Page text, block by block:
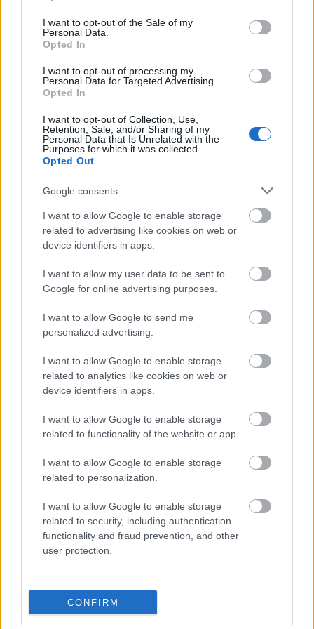
use your data for below specified purposes in below Google
consent section.
I want to opt-out of the Sale of my
Personal Data.
Opted In
I want to opt-out of processing my
Personal Data for Targeted Advertising.
Opted In
I want to opt-out of Collection, Use,
Retention, Sale, and/or Sharing of my
Personal Data that Is Unrelated with the
Purposes for which it was collected.
Opted Out
Google consents
I want to allow Google to enable storage
related to advertising like cookies on web or
device identifiers in apps.
I want to allow my user data to be sent to
Google for online advertising purposes.
I want to allow Google to send me
personalized advertising.
I want to allow Google to enable storage
related to analytics like cookies on web or
device identifiers in apps.
I want to allow Google to enable storage
related to functionality of the website or app.
I want to allow Google to enable storage
related to personalization.
I want to allow Google to enable storage
related to security, including authentication
functionality and fraud prevention, and other
user protection.
CONFIRM
Boldog háromszázharmincadikat,
Johann Sebastian!
Hamster•2015. március 21.
330 évvel ezelőtt született Johann Sebastian Bach, így
a szombat a MüPában ért, ahol 24 órán keresztül
játszottak a mester műveiből. Sajnos egy átdolgozott
hét után esélye se volt, hogy sokkal többet bírjak, de
az első két előadást azért végighallgattam. A
rendezvénysorozat során az orgonán volt a…
Premier előtt...
2015. március 19.